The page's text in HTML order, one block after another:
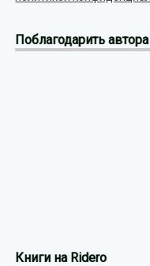
Поблагодарить автора
Книги на Ridero